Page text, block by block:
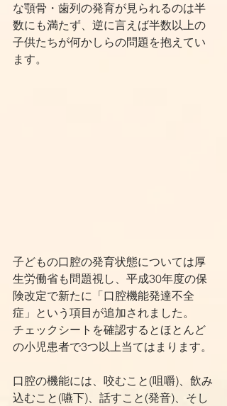
な顎骨・歯列の発育が見られるのは半
数にも満たず、逆に言えば半数以上の
子供たちが何かしらの問題を抱えてい
ます。
子どもの口腔の発育状態については厚
生労働省も問題視し、平成30年度の保
険改定で新たに「口腔機能発達不全
症」という項目が追加されました。
チェックシートを確認するとほとんど
の小児患者で3つ以上当てはまります。
口腔の機能には、咬むこと(咀嚼)、飲み
込むこと(嚥下)、話すこと(発音)、そし